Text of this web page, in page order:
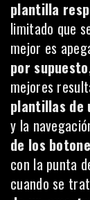
plantilla
limitado que
mejor es
por
mejores
plantillas de
y la
de los
con la punta
cuando se